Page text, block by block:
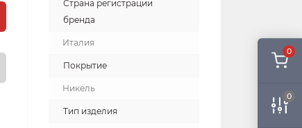
0
0
Страна регистрации
бренда
Италия
Покрытие
Никель
Тип изделия